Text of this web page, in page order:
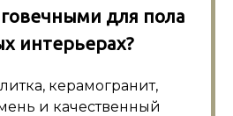
для пола
интерьерах?
керамогранит,
и качественный